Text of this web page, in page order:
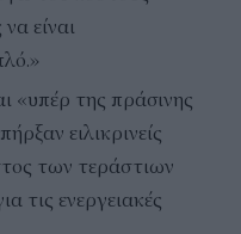
είναι
«υπέρ της πράσινης
ειλικρινείς
των τεράστιων
τις ενεργειακές